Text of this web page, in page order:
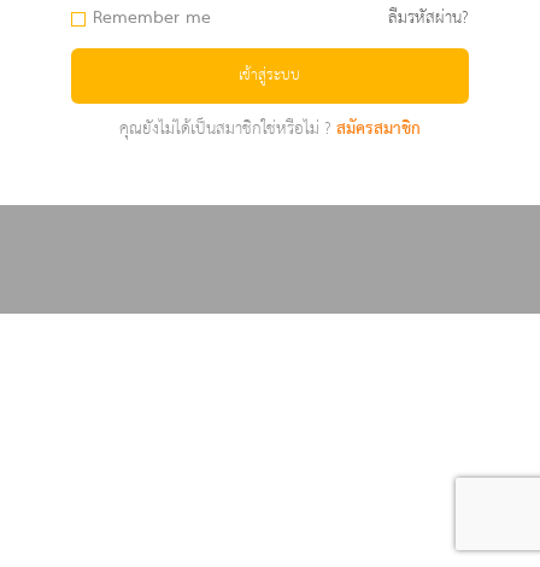
Remember me ลืมรหัสผ่าน?
เข้าสู่ระบบ
คุณยังไม่ได้เป็นสมาชิกใช่หรือไม่ ?สมัครสมาชิก